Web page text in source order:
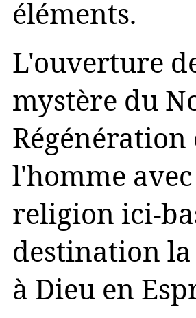
éléments.
L'ouverture
mystère du
l'homme
religion ici-
destination
à Dieu en